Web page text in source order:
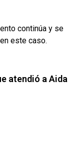
continúa y se
este caso.
atendió a Aida